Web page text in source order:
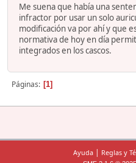
Me suena que había una
infractor por usar un solo
modificación va por ahí y que
normativa de hoy en día
integrados en los cascos.
Páginas 1
Ayuda | Reglas y